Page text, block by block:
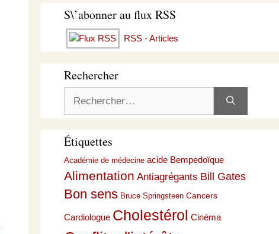
S\’abonner au flux RSS
RSS - Articles
Rechercher
Étiquettes
Académie de médecine acide Bempedoïque
Alimentation Antiagrégants Bill Gates
Bon sens Bruce Springsteen Cancers
Cardiologue Cholestérol Cinéma